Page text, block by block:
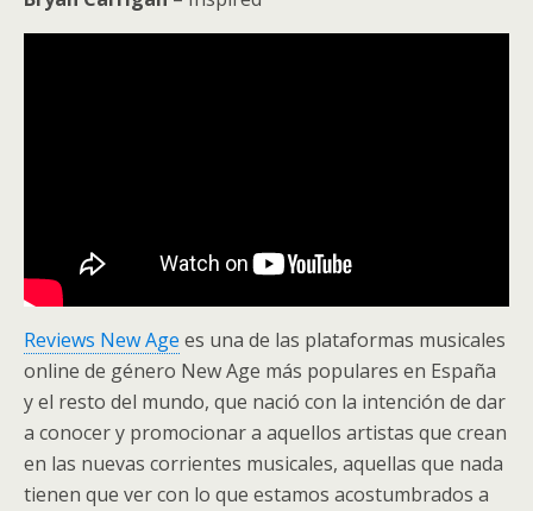
Reviews New Age es una de las plataformas musicales
online de género New Age más populares en España
y el resto del mundo, que nació con la intención de dar
a conocer y promocionar a aquellos artistas que crean
en las nuevas corrientes musicales, aquellas que nada
tienen que ver con lo que estamos acostumbrados a